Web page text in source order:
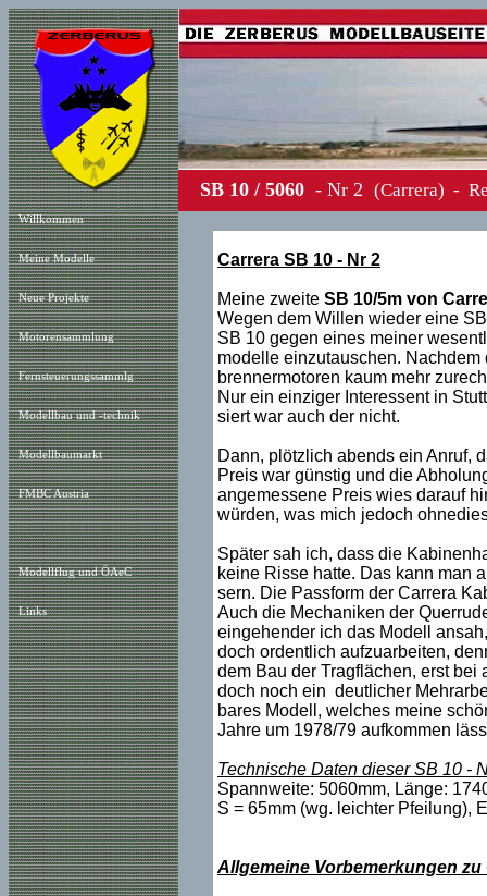
Willkommen
Meine Modelle
Neue Projekte
Motorensammlung
Fernsteuerungssammlg
Modellbau und -technik
Modellbaumarkt
FMBC Austria
Modellflug und ÖAeC
Links
SB 10 / 5060 - Nr 2 (Carrera)
Carrera SB 10 - Nr 2
Meine zweite SB 10/5m von
Wegen dem Willen wieder eine
SB 10 gegen eines meiner
modelle einzutauschen.
brennermotoren kaum mehr
Nur ein einziger Interessent in
siert war auch der nicht.
Dann, plötzlich abends ein Anruf,
Preis war günstig und die
angemessene Preis wies darauf
würden, was mich jedoch
Später sah ich, dass die
keine Risse hatte. Das kann man
sern. Die Passform der Carrera
Auch die Mechaniken der
eingehender ich das Modell
doch ordentlich aufzuarbeiten,
dem Bau der Tragflächen, erst bei
doch noch ein deutlicher
bares Modell, welches meine
Jahre um 1978/79 aufkommen
Technische Daten dieser SB 10 -
Spannweite: 5060mm, Länge:
S = 65mm (wg. leichter Pfeilung),
Allgemeine Vorbemerkungen zu